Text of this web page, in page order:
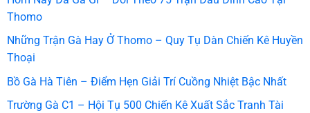
Thomo
Những Trận Gà Hay Ở Thomo – Quy Tụ Dàn Chiến Kê Huyền
Thoại
Bồ Gà Hà Tiên – Điểm Hẹn Giải Trí Cuồng Nhiệt Bậc Nhất
Trường Gà C1 – Hội Tụ 500 Chiến Kê Xuất Sắc Tranh Tài